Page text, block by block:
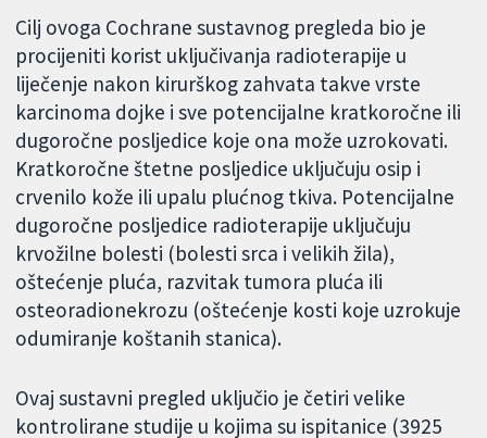
Cilj ovoga Cochrane sustavnog pregleda bio je
procijeniti korist uključivanja radioterapije u
liječenje nakon kirurškog zahvata takve vrste
karcinoma dojke i sve potencijalne kratkoročne ili
dugoročne posljedice koje ona može uzrokovati.
Kratkoročne štetne posljedice uključuju osip i
crvenilo kože ili upalu plućnog tkiva. Potencijalne
dugoročne posljedice radioterapije uključuju
krvožilne bolesti (bolesti srca i velikih žila),
oštećenje pluća, razvitak tumora pluća ili
osteoradionekrozu (oštećenje kosti koje uzrokuje
odumiranje koštanih stanica).
Ovaj sustavni pregled uključio je četiri velike
kontrolirane studije u kojima su ispitanice (3925